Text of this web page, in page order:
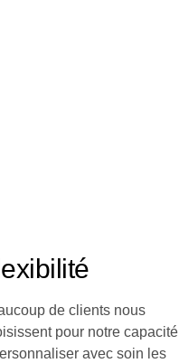
de clients nous
pour notre capacité
avec soin les